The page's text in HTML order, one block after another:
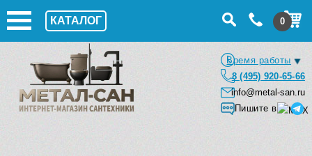
КАТАЛОГ 0
Время работы
8 (495) 920-65-66
info@metal-san.ru
Пишите в